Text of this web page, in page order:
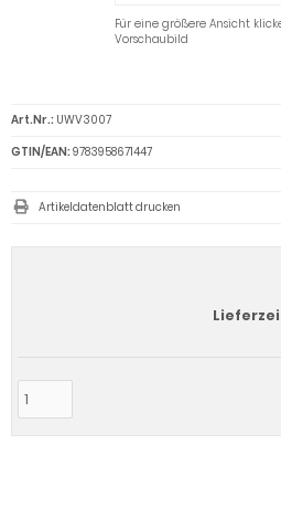
Für eine größere Ansicht
Vorschaubild
Art.Nr.: UWV3007
GTIN/EAN: 9783958671447
Artikeldatenblatt drucken